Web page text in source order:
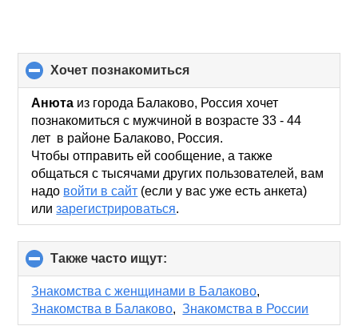
хочет познакомиться
to
collapse
contents
Анюта из города Балаково, Россия хочет
познакомиться с мужчиной в возрасте 33 - 44
лет в районе Балаково, Россия.
Чтобы отправить ей сообщение, а также
общаться с тысячами других пользователей, вам
надо войти в сайт (если у вас уже есть анкета)
илизарегистрироваться.
Также часто ищут:
to
collapse
contents
Знакомства с женщинами в Балаково,
Знакомства в Балаково,Знакомства в России